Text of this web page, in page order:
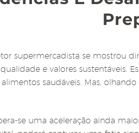
supermercadista se mostrou
e valores sustentáveis.
saudáveis. Mas,
se uma aceleração ainda